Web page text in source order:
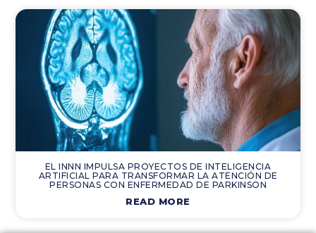
EL INNN IMPULSA PROYECTOS DE INTELIGENCIA
ARTIFICIAL PARA TRANSFORMAR LA ATENCIÓN DE
PERSONAS CON ENFERMEDAD DE PARKINSON
READ MORE